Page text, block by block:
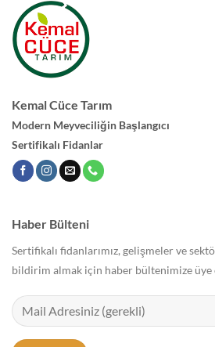
Kemal Cüce Tarım
Modern Meyveciliğin Başlangıcı
Sertifikalı Fidanlar
Haber Bülteni
Sertifikalı fidanlarımız, gelişmeler ve
bildirim almak için haber bültenimize üye